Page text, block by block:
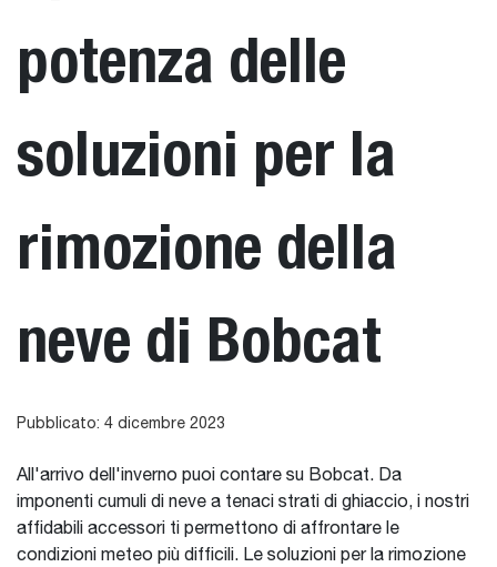
potenza delle
soluzioni per la
rimozione della
neve di Bobcat
Pubblicato: 4 dicembre 2023
All'arrivo dell'inverno puoi contare su Bobcat. Da
imponenti cumuli di neve a tenaci strati di ghiaccio, i nostri
affidabili accessori ti permettono di affrontare le
condizioni meteo più difficili. Le soluzioni per la rimozione